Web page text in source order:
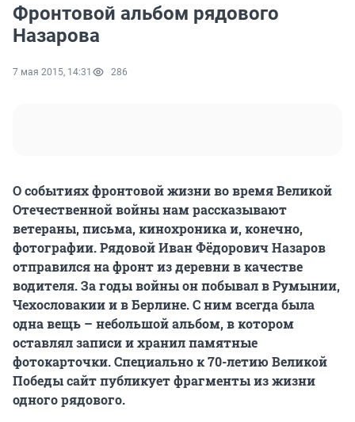
Фронтовой альбом рядового
Назарова
7 мая 2015, 14:31 286
О событиях фронтовой жизни во время Великой
Отечественной войны нам рассказывают
ветераны, письма, кинохроника и, конечно,
фотографии. Рядовой Иван Фёдорович Назаров
отправился на фронт из деревни в качестве
водителя. За годы войны он побывал в Румынии,
Чехословакии и в Берлине. С ним всегда была
одна вещь – небольшой альбом, в котором
оставлял записи и хранил памятные
фотокарточки. Специально к 70-летию Великой
Победы сайт публикует фрагменты из жизни
одного рядового.